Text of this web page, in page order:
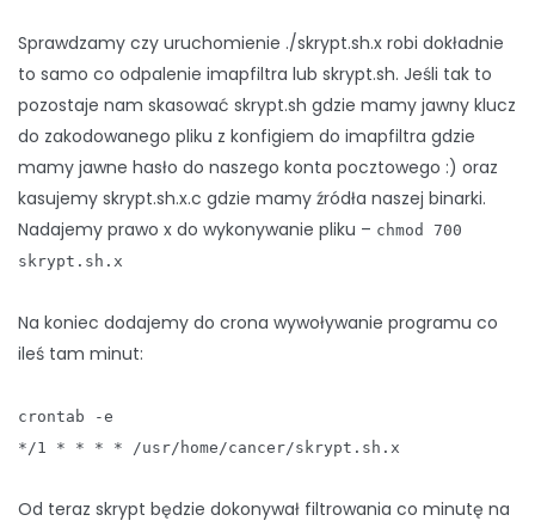
Sprawdzamy czy uruchomienie ./skrypt.sh.x robi dokładnie
to samo co odpalenie imapfiltra lub skrypt.sh. Jeśli tak to
pozostaje nam skasować skrypt.sh gdzie mamy jawny klucz
do zakodowanego pliku z konfigiem do imapfiltra gdzie
mamy jawne hasło do naszego konta pocztowego :) oraz
kasujemy skrypt.sh.x.c gdzie mamy źródła naszej binarki.
Nadajemy prawo x do wykonywanie pliku – chmod 700
skrypt.sh.x
Na koniec dodajemy do crona wywoływanie programu co
ileś tam minut:
crontab -e
*/1 * * * * /usr/home/cancer/skrypt.sh.x
Od teraz skrypt będzie dokonywał filtrowania co minutę na